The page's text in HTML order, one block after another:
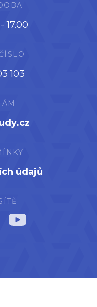
17.00
103
údajů